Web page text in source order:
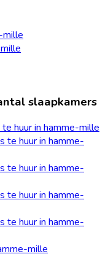
slaapkamers
huur in hamme-mille
te huur in hamme-
te huur in hamme-
te huur in hamme-
te huur in hamme-
mille